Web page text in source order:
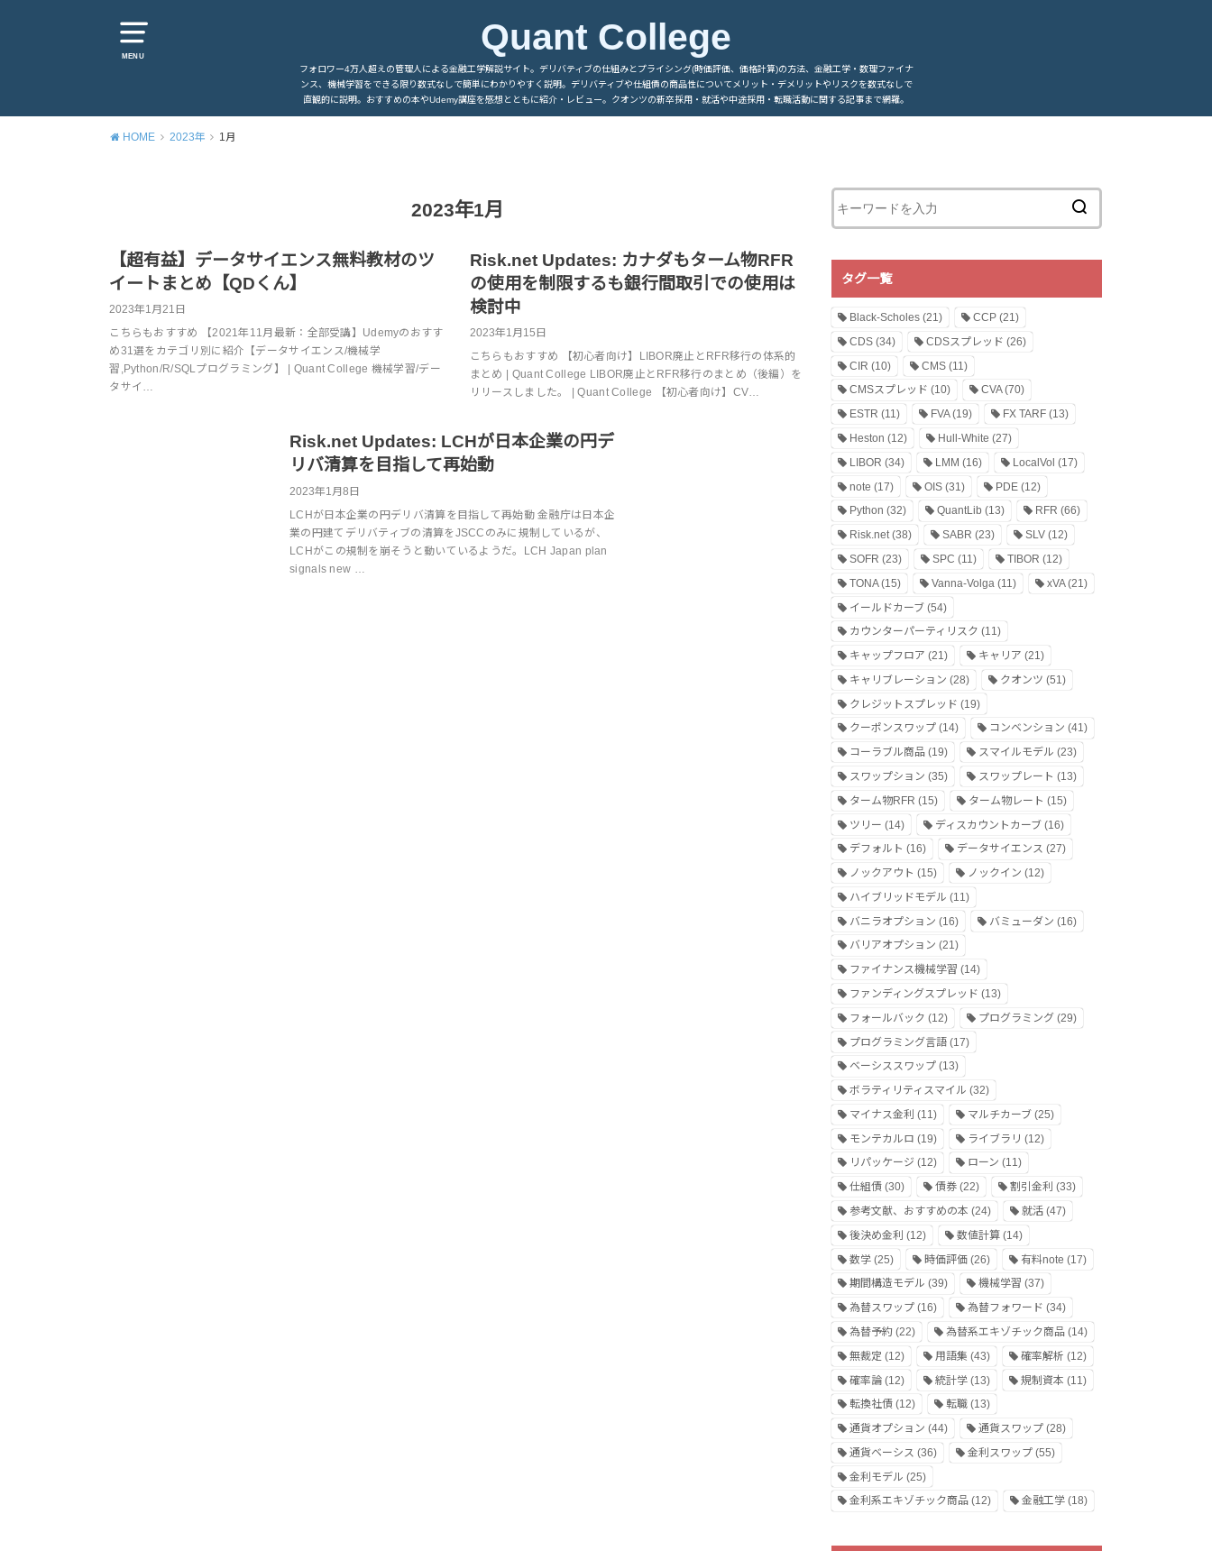
MENU Quant College
フォロワー4万人超えの管理人による金融工学解説サイト。デリバティブの仕組みとプライシング(時価評価、価格計算)の方法、金融工学・数理ファイナ
ンス、機械学習をできる限り数式なしで簡単にわかりやすく説明。デリバティブや仕組債の商品性についてメリット・デメリットやリスクを数式なしで
直観的に説明。おすすめの本やUdemy講座を感想とともに紹介・レビュー。クオンツの新卒採用・就活や中途採用・転職活動に関する記事まで網羅。
HOME 2023年 1月
2023年1月
【超有益】データサイエンス無料教材のツ
イートまとめ【QDくん】
2023年1月21日
こちらもおすすめ 【2021年11月最新：全部受講】Udemyのおすす
め31選をカテゴリ別に紹介【データサイエンス/機械学
習,Python/R/SQLプログラミング】 | Quant College 機械学習/デー
タサイ…
Risk.net Updates: カナダもターム物RFR
の使用を制限するも銀行間取引での使用は
検討中
2023年1月15日
こちらもおすすめ 【初心者向け】LIBOR廃止とRFR移行の体系的
まとめ | Quant College LIBOR廃止とRFR移行のまとめ（後編）を
リリースしました。 | Quant College 【初心者向け】CV…
Risk.net Updates: LCHが日本企業の円デ
リバ清算を目指して再始動
2023年1月8日
LCHが日本企業の円デリバ清算を目指して再始動 金融庁は日本企
業の円建てデリバティブの清算をJSCCのみに規制しているが、
LCHがこの規制を崩そうと動いているようだ。LCH Japan plan
signals new …
タグ一覧
Black-Scholes (21) CCP(21)
CDS (34) CDSスプレッド (26)
CIR (10) CMS(11)
CMSスプレッド (10) CVA(70)
ESTR (11) FVA(19) FX TARF(13)
Heston (12) Hull-White (27)
LIBOR (34) LMM (16) LocalVol (17)
note (17) OIS(31) PDE(12)
Python (32) QuantLib (13) RFR (66)
Risk.net(38) SABR (23) SLV(12)
SOFR (23) SPC (11) TIBOR (12)
TONA(15) Vanna-Volga (11) xVA(21)
イールドカーブ (54)
カウンターパーティリスク (11)
キャップフロア (21) キャリア (21)
キャリブレーション (28) クオンツ (51)
クレジットスプレッド (19)
クーポンスワップ (14) コンベンション (41)
コーラブル商品 (19) スマイルモデル (23)
スワップション (35) スワップレート (13)
ターム物RFR (15) ターム物レート (15)
ツリー (14) ディスカウントカーブ(16)
デフォルト (16) データサイエンス (27)
ノックアウト (15) ノックイン (12)
ハイブリッドモデル (11)
バニラオプション (16) バミューダン (16)
バリアオプション (21)
ファイナンス機械学習 (14)
ファンディングスプレッド (13)
フォールバック (12) プログラミング(29)
プログラミング言語 (17)
ベーシススワップ (13)
ボラティリティスマイル (32)
マイナス金利 (11) マルチカーブ(25)
モンテカルロ (19) ライブラリ (12)
リパッケージ (12) ローン (11)
仕組債 (30) 債券(22) 割引金利 (33)
参考文献、おすすめの本 (24) 就活(47)
後決め金利 (12) 数値計算(14)
数学 (25) 時価評価(26) 有料note (17)
期間構造モデル (39) 機械学習 (37)
為替スワップ (16) 為替フォワード (34)
為替予約 (22) 為替系エキゾチック商品(14)
無裁定 (12) 用語集 (43) 確率解析 (12)
確率論 (12) 統計学(13) 規制資本 (11)
転換社債 (12) 転職(13)
通貨オプション (44) 通貨スワップ(28)
通貨ベーシス (36) 金利スワップ(55)
金利モデル (25)
金利系エキゾチック商品 (12) 金融工学(18)